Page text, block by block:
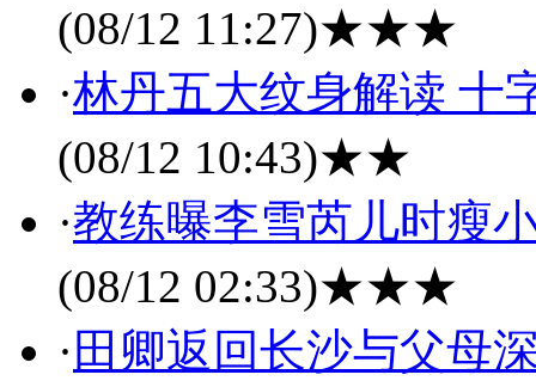
(08/12 11:27)★★★
·林丹五大纹身解读 十
(08/12 10:43)★★
·教练曝李雪芮儿时瘦
(08/12 02:33)★★★
· 田卿返回长沙与父母